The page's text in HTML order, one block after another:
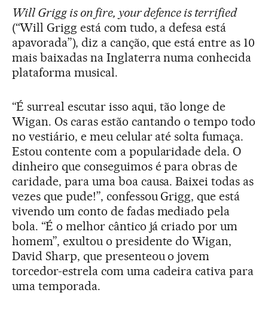
Will Grigg is on fire, your defence is terrified
(“Will Grigg está com tudo, a defesa está
apavorada”), diz a canção, que está entre as 10
mais baixadas na Inglaterra numa conhecida
plataforma musical.
“É surreal escutar isso aqui, tão longe de
Wigan. Os caras estão cantando o tempo todo
no vestiário, e meu celular até solta fumaça.
Estou contente com a popularidade dela. O
dinheiro que conseguimos é para obras de
caridade, para uma boa causa. Baixei todas as
vezes que pude!”, confessou Grigg, que está
vivendo um conto de fadas mediado pela
bola. “É o melhor cântico já criado por um
homem”, exultou o presidente do Wigan,
David Sharp, que presenteou o jovem
torcedor-estrela com uma cadeira cativa para
uma temporada.